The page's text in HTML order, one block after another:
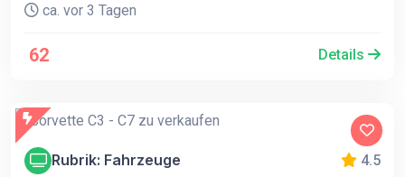
ca. vor 3 Tagen
62 Details
Rubrik: Fahrzeuge 4.5